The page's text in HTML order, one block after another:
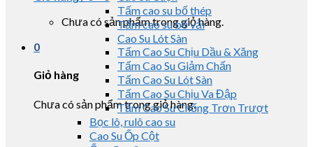
Chưa có sản phẩm trong giỏ hàng.
0
Giỏ hàng
Chưa có sản phẩm trong giỏ hàng.
Tấm cao su bố thép
Tấm cao su bố vải
Cao Su Lót Sàn
Tấm Cao Su Chịu Dầu & Xăng
Tấm Cao Su Giảm Chấn
Tấm Cao Su Lót Sàn
Tấm Cao Su Chịu Va Đập
Tấm Cao Su Chống Trơn Trượt
Bọc lô, rulô cao su
Cao Su Ốp Cột